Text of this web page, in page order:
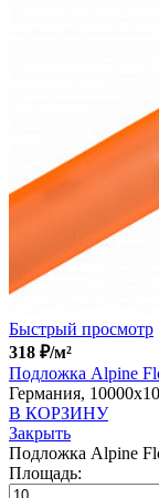
Быстрый просмотр
318 ₽/м²
Подложка Alpine
Германия,
В КОРЗИНУ
Закрыть
Подложка Alpine
Площадь: